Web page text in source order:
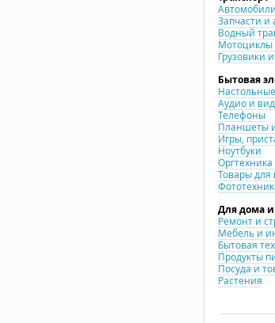
Автомобили
Запчасти и
Водный
Мотоциклы
Грузовики
Бытовая
Аудио и
Телефоны
Планшеты
Игры,
Ноутбуки
Товары для
Для дома
Ремонт и
Мебель и
Бытовая
Продукты
Посуда и
Растения